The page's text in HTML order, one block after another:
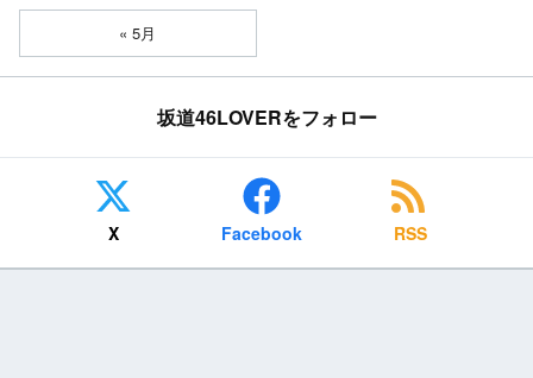
« 5月
坂道46LOVERをフォロー
X Facebook RSS